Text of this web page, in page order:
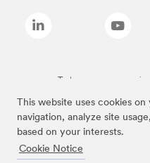
This website uses cookies
navigation, analyze site
based on your interests.
Cookie Notice
Todas as marcas